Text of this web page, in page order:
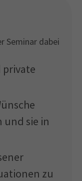
Seminar dabei
und sie in
zu